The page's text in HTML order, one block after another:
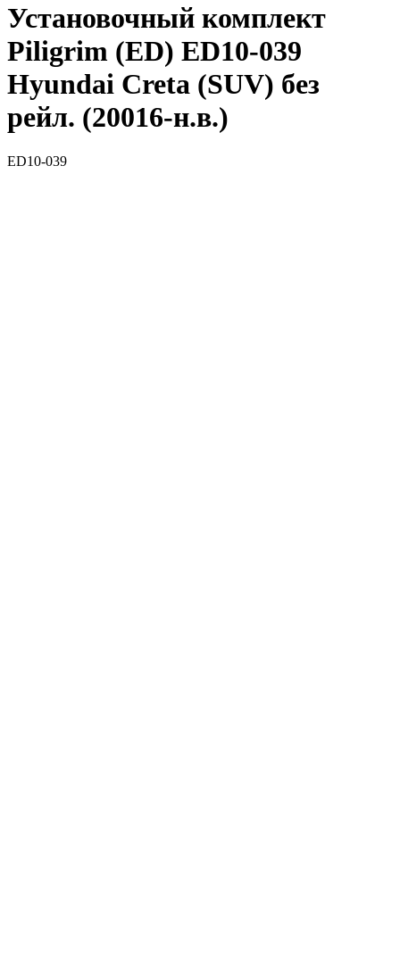
Установочный комплект
Piligrim (ED) ED10-039
Hyundai Creta (SUV) без
рейл. (20016-н.в.)
ED10-039